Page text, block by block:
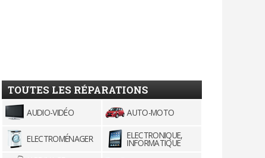
TOUTES LES RÉPARATIONS
AUDIO-VIDÉO AUTO-MOTO
ELECTROMÉNAGER ELECTRONIQUE,
INFORMATIQUE